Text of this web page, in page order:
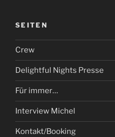
SEITEN
Crew
Delightful Nights Presse
Für immer…
Interview Michel
Kontakt/Booking